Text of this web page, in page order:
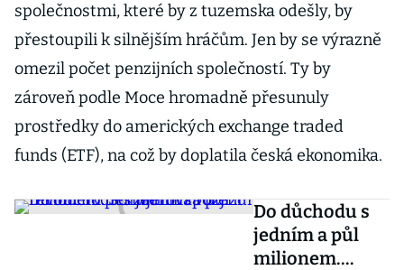
společnostmi, které by z tuzemska odešly, by
přestoupili k silnějším hráčům. Jen by se výrazně
omezil počet penzijních společností. Ty by
zároveň podle Moce hromadně přesunuly
prostředky do amerických exchange traded
funds (ETF), na což by doplatila česká ekonomika.
Do důchodu s
jedním a půl
milionem.